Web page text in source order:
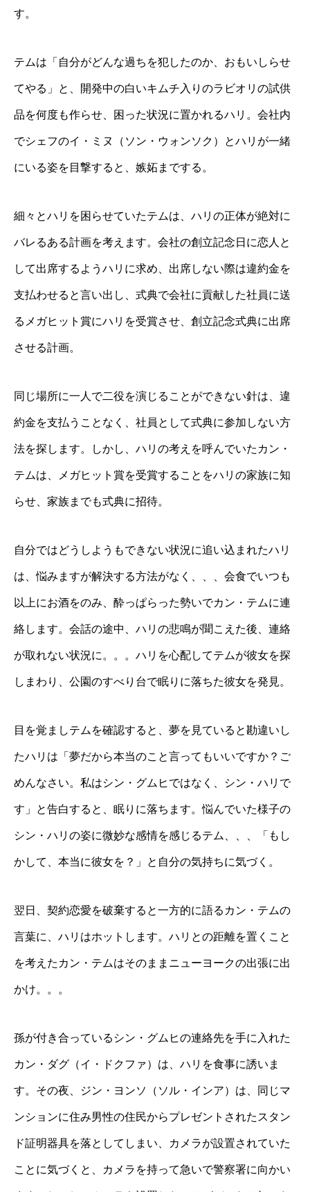
す。
テムは「自分がどんな過ちを犯したのか、おもいしらせ
てやる」と、開発中の白いキムチ入りのラビオリの試供
品を何度も作らせ、困った状況に置かれるハリ。会社内
でシェフのイ・ミヌ（ソン・ウォンソク）とハリが一緒
にいる姿を目撃すると、嫉妬までする。
細々とハリを困らせていたテムは、ハリの正体が絶対に
バレるある計画を考えます。会社の創立記念日に恋人と
して出席するようハリに求め、出席しない際は違約金を
支払わせると言い出し、式典で会社に貢献した社員に送
るメガヒット賞にハリを受賞させ、創立記念式典に出席
させる計画。
同じ場所に一人で二役を演じることができない針は、違
約金を支払うことなく、社員として式典に参加しない方
法を探します。しかし、ハリの考えを呼んでいたカン・
テムは、メガヒット賞を受賞することをハリの家族に知
らせ、家族までも式典に招待。
自分ではどうしようもできない状況に追い込まれたハリ
は、悩みますが解決する方法がなく、、、会食でいつも
以上にお酒をのみ、酔っぱらった勢いでカン・テムに連
絡します。会話の途中、ハリの悲鳴が聞こえた後、連絡
が取れない状況に。。。ハリを心配してテムが彼女を探
しまわり、公園のすべり台で眠りに落ちた彼女を発見。
目を覚ましテムを確認すると、夢を見ていると勘違いし
たハリは「夢だから本当のこと言ってもいいですか？ご
めんなさい。私はシン・グムヒではなく、シン・ハリで
す」と告白すると、眠りに落ちます。悩んでいた様子の
シン・ハリの姿に微妙な感情を感じるテム、、、「もし
かして、本当に彼女を？」と自分の気持ちに気づく。
翌日、契約恋愛を破棄すると一方的に語るカン・テムの
言葉に、ハリはホットします。ハリとの距離を置くこと
を考えたカン・テムはそのままニューヨークの出張に出
かけ。。。
孫が付き合っているシン・グムヒの連絡先を手に入れた
カン・ダグ（イ・ドクファ）は、ハリを食事に誘いま
す。その夜、ジン・ヨンソ（ソル・インア）は、同じマ
ンションに住み男性の住民からプレゼントされたスタン
ド証明器具を落としてしまい、カメラが設置されていた
ことに気づくと、カメラを持って急いで警察署に向かい